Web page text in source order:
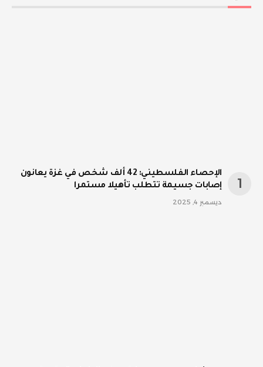
الإحصاء الفلسطيني: 42 ألف شخص في غزة يعانون
إصابات جسيمة تتطلب تأهيلا مستمرا
ديسمبر 4, 2025